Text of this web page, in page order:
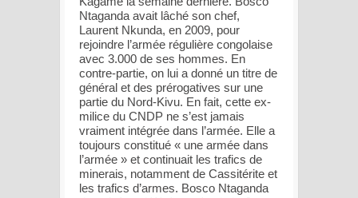
Ntaganda avait lâché son chef,
Laurent Nkunda, en 2009, pour
rejoindre l’armée régulière congolaise
avec 3.000 de ses hommes. En
contre-partie, on lui a donné un titre de
général et des prérogatives sur une
partie du Nord-Kivu. En fait, cette ex-
milice du CNDP ne s’est jamais
vraiment intégrée dans l’armée. Elle a
toujours constitué « une armée dans
l’armée » et continuait les trafics de
minerais, notamment de Cassitérite et
les trafics d’armes. Bosco Ntaganda